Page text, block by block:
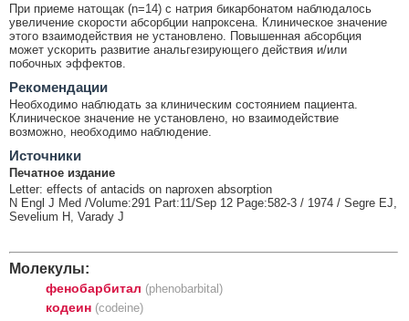
При приеме натощак (n=14) с натрия бикарбонатом наблюдалось
увеличение скорости абсорбции напроксена. Клиническое значение
этого взаимодействия не установлено. Повышенная абсорбция
может ускорить развитие анальгезирующего действия и/или
побочных эффектов.
Рекомендации
Необходимо наблюдать за клиническим состоянием пациента.
Клиническое значение не установлено, но взаимодействие
возможно, необходимо наблюдение.
Источники
Печатное издание
Letter: effects of antacids on naproxen absorption
N Engl J Med /Volume:291 Part:11/Sep 12 Page:582-3 / 1974 / Segre EJ,
Sevelium H, Varady J
Молекулы:
фенобарбитал (phenobarbital)
кодеин (codeine)